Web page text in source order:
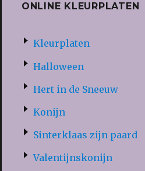
ONLINE KLEURPLATEN
Kleurplaten
Halloween
Hert in de Sneeuw
Konijn
Sinterklaas zijn paard
Valentijnskonijn